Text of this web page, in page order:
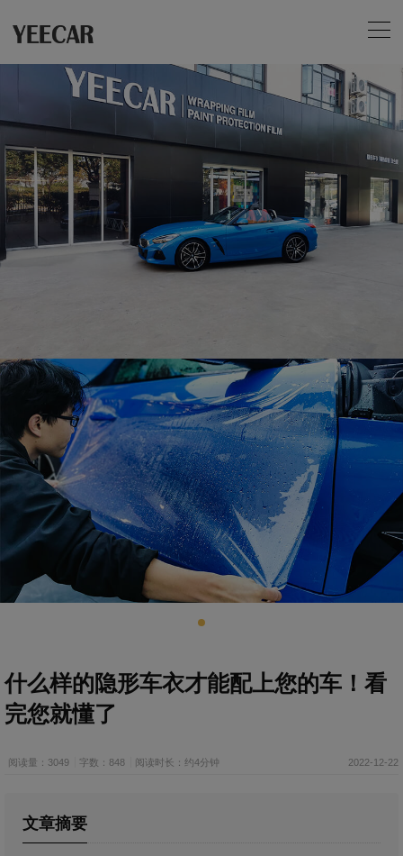
什么样的隐形车衣才能配上您的车！看
完您就懂了
阅读量：3049 字数：848 阅读时长：约4分钟 2022-12-22
文章摘要